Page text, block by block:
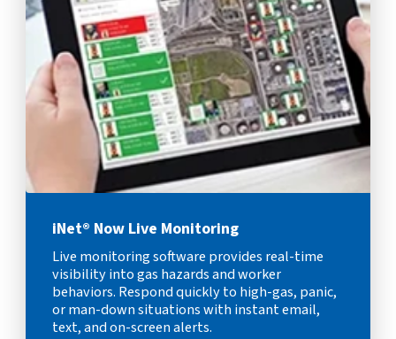
iNet® Now Live Monitoring
Live monitoring software provides real-time
visibility into gas hazards and worker
behaviors. Respond quickly to high-gas, panic,
or man-down situations with instant email,
text, and on-screen alerts.